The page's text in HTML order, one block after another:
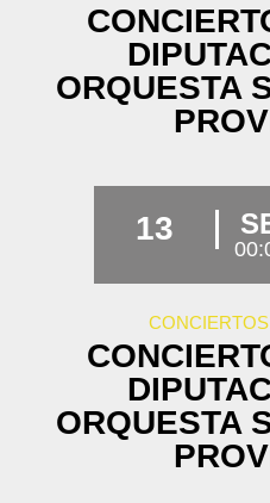
ORQUESTA
13
ORQUESTA